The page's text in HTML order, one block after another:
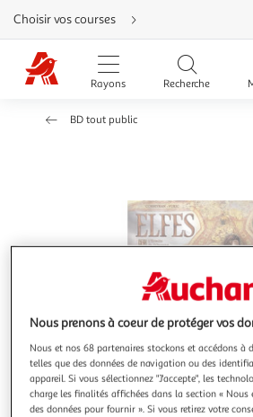
Aller
directement
au
contenu
Aller
directement
Aller
d'aide
Choisir vos courses
Rayons Recherche
BD tout public
Nous prenons à coeur de protéger vos
Nous et nos 68 partenaires stockons et accédons à
telles que des données de navigation ou des
appareil. Si vous sélectionnez "J'accepte", les
charge les finalités affichées dans la section «
des données pour fournir ». Si vous retirez votre